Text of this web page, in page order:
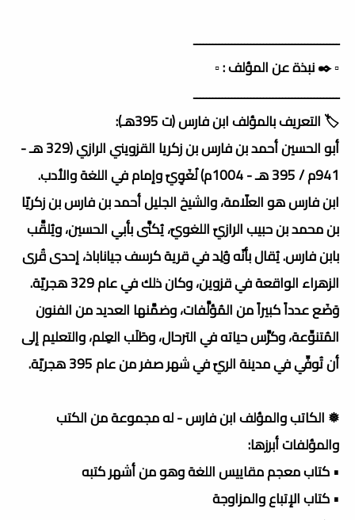
ــــــــــــــــــــــــــــــــــــــــــــــ
▫️ ✒️ نبذة عن المؤلف : ▫️
ــــــــــــــــــــــــــــــــــــــــــــــ
🏷️ التعريف بالمؤلف ابن فارس (ت 395هـ):
أبو الحسين أحمد بن فارس بن زكريا القزويني الرازي (329 هـ -
941م / 395 هـ - 1004م) لُغَوِيّ وإمام في اللغة والأدب.
ابن فارس هو العلّامة، والشيخ الجليل أحمد بن فارس بن زكريّا
بن محمد بن حبيب الرازيّ اللغويّ، يُكنَّى بأبي الحسين، ويُلقَّب
بابن فارس. يُقال بأنّه وُلِد في قرية كرسف جياناباذ، إحدى قُرى
الزهراء الواقعة في قزوين، وكان ذلك في عام 329 هجريّة.
وَضَع عدداً كبيراً من المُؤلَّفات، وضمَّنها العديد من الفنون
المُتنوِّعة، وكرَّس حياته في الترحال، وطَلَب العِلم، والتعليم إلى
أن تُوفِّي في مدينة الريّ في شهر صفر من عام 395 هجريّة.
❅ الكاتب والمؤلف ابن فارس - له مجموعة من الكتب
والمؤلفات أبرزها:
• كتاب معجم مقاييس اللغة وهو من أشهر كتبه
• كتاب الإتباع والمزاوجة